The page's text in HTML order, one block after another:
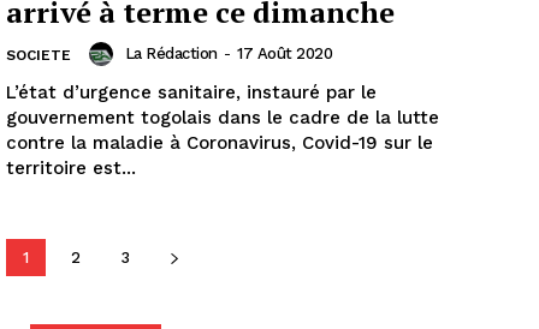
arrivé à terme ce dimanche
SOCIETE La Rédaction - 17 Août 2020
L’état d’urgence sanitaire, instauré par le
gouvernement togolais dans le cadre de la lutte
contre la maladie à Coronavirus, Covid-19 sur le
territoire est...
1 2 3